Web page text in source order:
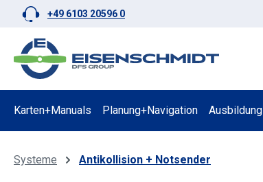
Hauptinhalt springen
Zur Suche springen
Zur Hauptnavigation springen
+49 6103 20596 0
Karten+Manuals Planung+Navigation Ausbildung
Systeme Antikollision + Notsender